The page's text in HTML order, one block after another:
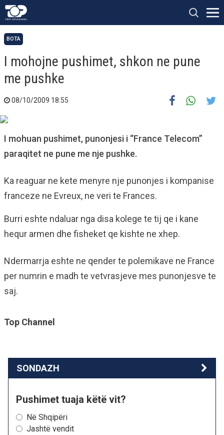
BOTA
I mohojne pushimet, shkon ne pune
me pushke
08/10/2009 18:55
I mohuan pushimet, punonjesi i “France Telecom”
paraqitet ne pune me nje pushke.
Ka reaguar ne kete menyre nje punonjes i kompanise
franceze ne Evreux, ne veri te Frances.
Burri eshte ndaluar nga disa kolege te tij qe i kane
hequr armen dhe fisheket qe kishte ne xhep.
Ndermarrja eshte ne qender te polemikave ne France
per numrin e madh te vetvrasjeve mes punonjesve te
saj.
Top Channel
SONDAZH
Pushimet tuaja këtë vit?
Në Shqipëri
Jashtë vendit